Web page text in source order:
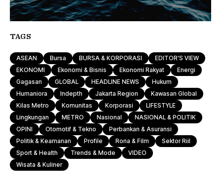
TAGS
ASEAN Bursa BURSA & KORPORASI
EDITOR'S VIEW
EKONOMI
Ekonomi & Bisnis Ekonomi Rakyat
Energi
Gagasan
GLOBAL HEADLINE NEWS
Hukum
Humaniora
Indepth Jakarta Region
Kawasan Global
Kilas Metro
Komunitas Korporasi
LIFESTYLE
Lingkungan
METRO Nasional
NASIONAL & POLITIK
OPINI
Otomotif & Tekno
Perbankan & Asuransi
Politik & Keamanan
Profile Rona & Film
Sektor Riil
Sport & Health
Trends & Mode
VIDEO
Wisata & Kuliner